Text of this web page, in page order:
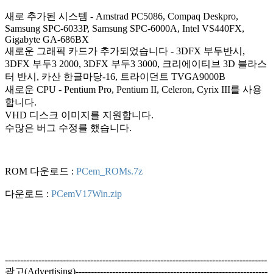
새로 추가된 시스템 - Amstrad PC5086, Compaq Deskpro,
Samsung SPC-6033P, Samsung SPC-6000A, Intel VS440FX,
Gigabyte GA-686BX
새로운 그래픽 카드가 추가되었습니다 - 3DFX 부두반시,
3DFX 부두3 2000, 3DFX 부두3 3000, 크리에이티브 3D 블라스
터 반시, 카산 한글마당-16, 트라이던트 TVGA9000B
새로운 CPU - Pentium Pro, Pentium II, Celeron, Cyrix III를 사용
합니다.
VHD 디스크 이미지를 지원합니다.
수많은 버그 수정를 했습니다.
ROM 다운로드 : PCem_ROMs.7z
다운로드 : PCemV17Win.zip
--------------------------------------------------------------------------------------
광고(Advertising)---------------------------------------------------------------